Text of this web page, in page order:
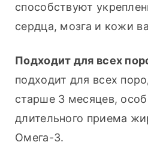
способствуют
сердца, мозга и кожи
Подходит для всех
подходит для всех
старше 3 месяцев,
длительного приема
Омега-3.